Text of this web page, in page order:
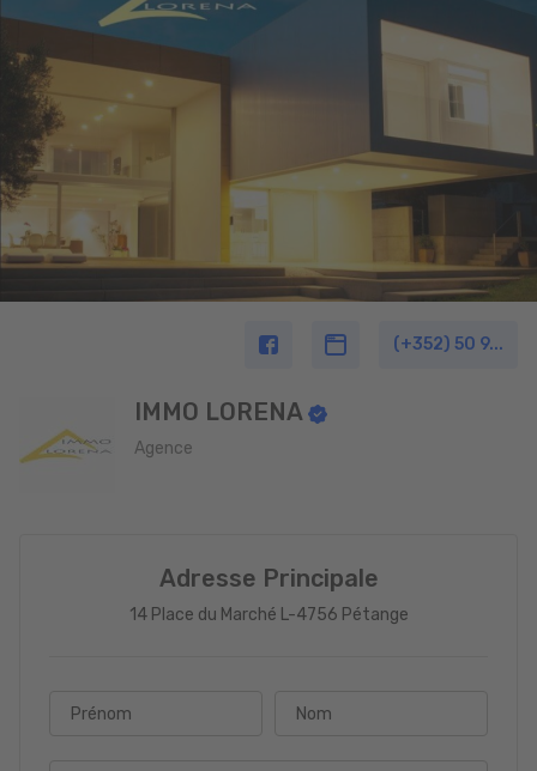
(+352) 50 9...
IMMO LORENA
Agence
Adresse Principale
14 Place du Marché L-4756 Pétange
Prénom Nom